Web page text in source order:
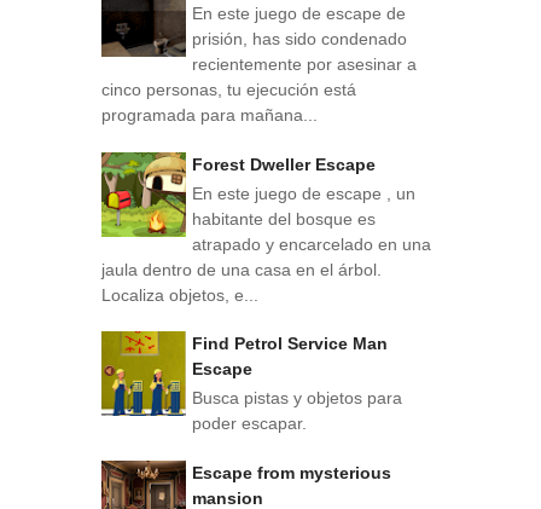
En este juego de escape de
prisión, has sido condenado
recientemente por asesinar a
cinco personas, tu ejecución está
programada para mañana...
Forest Dweller Escape
En este juego de escape , un
habitante del bosque es
atrapado y encarcelado en una
jaula dentro de una casa en el árbol.
Localiza objetos, e...
Find Petrol Service Man
Escape
Busca pistas y objetos para
poder escapar.
Escape from mysterious
mansion